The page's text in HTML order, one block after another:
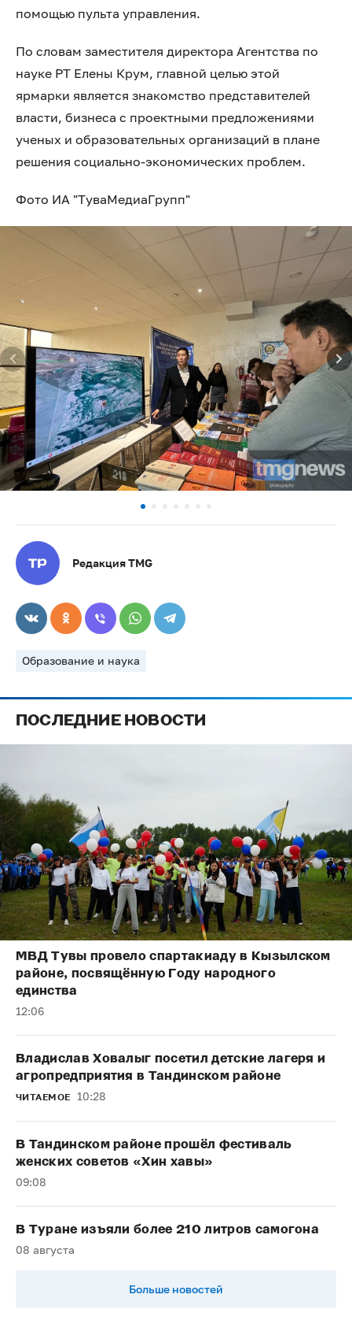
помощью пульта управления.
По словам заместителя директора Агентства по
науке РТ Елены Крум, главной целью этой
ярмарки является знакомство представителей
власти, бизнеса с проектными предложениями
ученых и образовательных организаций в плане
решения социально-экономических проблем.
Фото ИА "ТуваМедиаГрупп"
Редакция TMG
Образование и наука
ПОСЛЕДНИЕ НОВОСТИ
МВД Тувы провело спартакиаду в Кызылском
районе, посвящённую Году народного
единства
12:06
Владислав Ховалыг посетил детские лагеря и
агропредприятия в Тандинском районе
ЧИТАЕМОЕ 10:28
В Тандинском районе прошёл фестиваль
женских советов «Хин хавы»
09:08
В Туране изъяли более 210 литров самогона
08 августа
Больше новостей